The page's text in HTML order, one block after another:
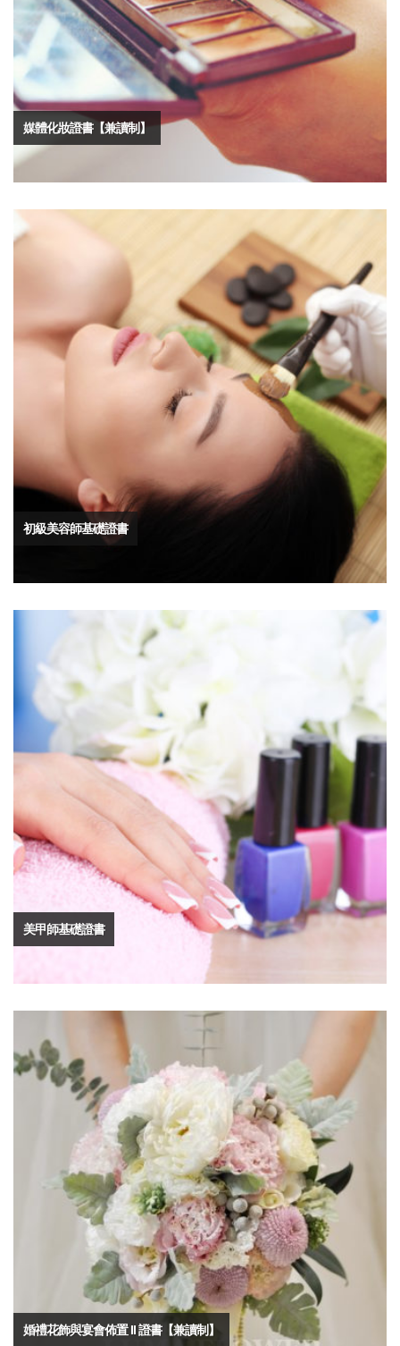
媒體化妝證書【兼讀制】
初級美容師基礎證書
美甲師基礎證書
婚禮花飾與宴會佈置 II 證書【兼讀制】